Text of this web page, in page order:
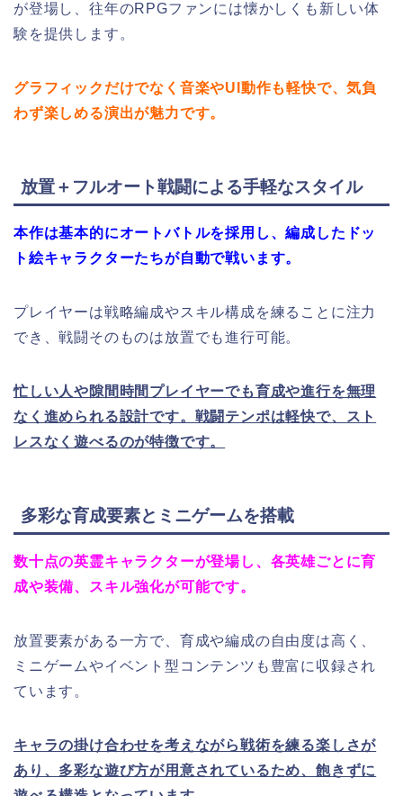
が登場し、往年のRPGファンには懐かしくも新しい体
験を提供します。
グラフィックだけでなく音楽やUI動作も軽快で、気負
わず楽しめる演出が魅力です。
放置＋フルオート戦闘による手軽なスタイル
本作は基本的にオートバトルを採用し、編成したドッ
ト絵キャラクターたちが自動で戦います。
プレイヤーは戦略編成やスキル構成を練ることに注力
でき、戦闘そのものは放置でも進行可能。
忙しい人や隙間時間プレイヤーでも育成や進行を無理
なく進められる設計です。戦闘テンポは軽快で、スト
レスなく遊べるのが特徴です。
多彩な育成要素とミニゲームを搭載
数十点の英霊キャラクターが登場し、各英雄ごとに育
成や装備、スキル強化が可能です。
放置要素がある一方で、育成や編成の自由度は高く、
ミニゲームやイベント型コンテンツも豊富に収録され
ています。
キャラの掛け合わせを考えながら戦術を練る楽しさが
あり、多彩な遊び方が用意されているため、飽きずに